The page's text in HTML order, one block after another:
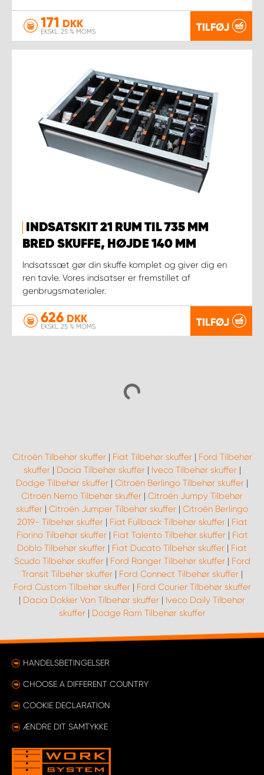
171 DKK
EKSKL. 25 % MOMS TILFØJ
INDSATSKIT 21 RUM TIL 735 MM
BRED SKUFFE, HØJDE 140 MM
Indsatssæt gør din skuffe komplet og giver dig en
ren tavle. Vores indsatser er fremstillet af
genbrugsmaterialer.
626 DKK
EKSKL. 25 % MOMS TILFØJ
Citroën Tilbehør skuffer| Fiat Tilbehør skuffer| Ford Tilbehør
skuffer| Dacia Tilbehør skuffer| Iveco Tilbehør skuffer|
Dodge Tilbehør skuffer | Citroën Berlingo Tilbehør skuffer |
Citroën Nemo Tilbehør skuffer | Citroën Jumpy Tilbehør
skuffer | Citroën Jumper Tilbehør skuffer | Citroën Berlingo
2019- Tilbehør skuffer| Fiat Fullback Tilbehør skuffer| Fiat
Fiorino Tilbehør skuffer| Fiat Talento Tilbehør skuffer| Fiat
Doblo Tilbehør skuffer | Fiat Ducato Tilbehør skuffer | Fiat
Scudo Tilbehør skuffer| Ford Ranger Tilbehør skuffer| Ford
Transit Tilbehør skuffer| Ford Connect Tilbehør skuffer|
Ford Custom Tilbehør skuffer| Ford Courier Tilbehør skuffer
| Dacia Dokker Van Tilbehør skuffer | Iveco Daily Tilbehør
skuffer| Dodge Ram Tilbehør skuffer
HANDELSBETINGELSER
CHOOSE A DIFFERENT COUNTRY
COOKIE DECLARATION
ÆNDRE DIT SAMTYKKE